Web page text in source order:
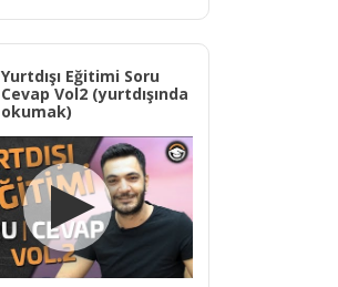
Yurtdışı Eğitimi Soru
Cevap Vol2 (yurtdışında
okumak)